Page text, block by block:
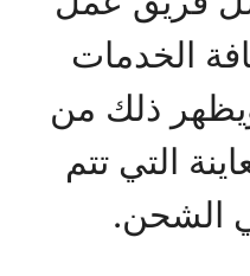
الخدمات
ذلك من
التي تتم
الشحن.